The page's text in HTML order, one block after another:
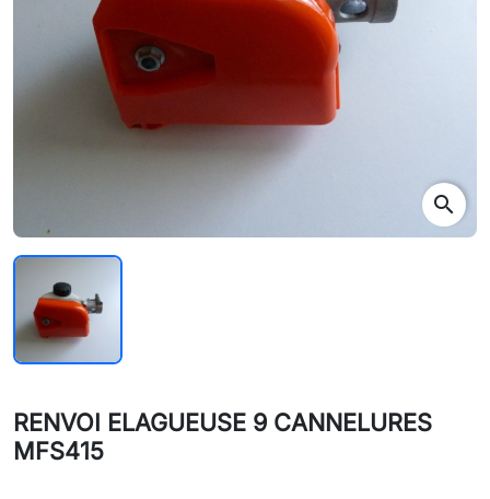
search
RENVOI ELAGUEUSE 9 CANNELURES
MFS415